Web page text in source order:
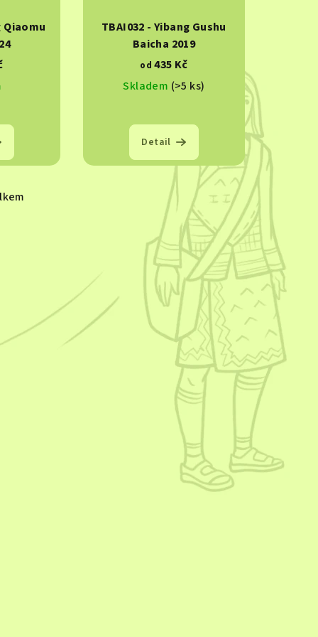
Qiaomu
TBAI032 - Yibang Gushu
Baicha 2019
od 435 Kč
Skladem (>5 ks)
Detail